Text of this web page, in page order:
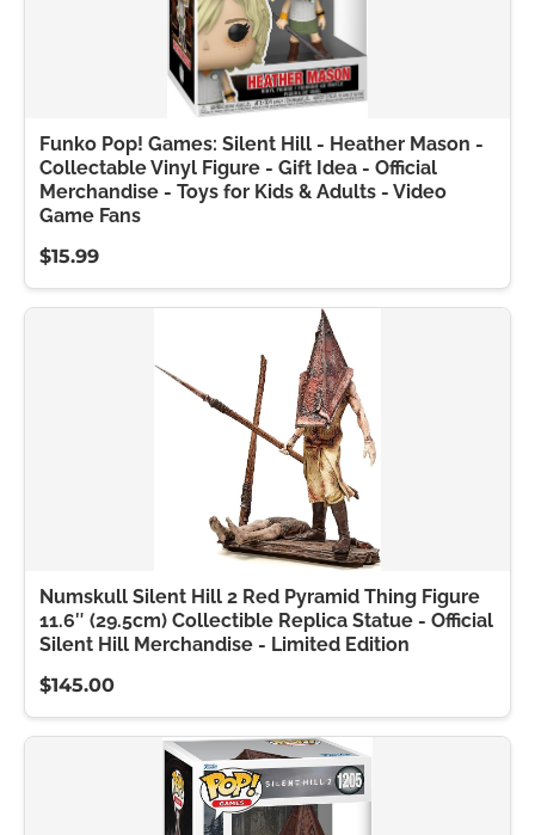
Funko Pop! Games: Silent Hill - Heather Mason -
Collectable Vinyl Figure - Gift Idea - Official
Merchandise - Toys for Kids & Adults - Video
Game Fans
$15.99
Numskull Silent Hill 2 Red Pyramid Thing Figure
11.6″ (29.5cm) Collectible Replica Statue - Official
Silent Hill Merchandise - Limited Edition
$145.00